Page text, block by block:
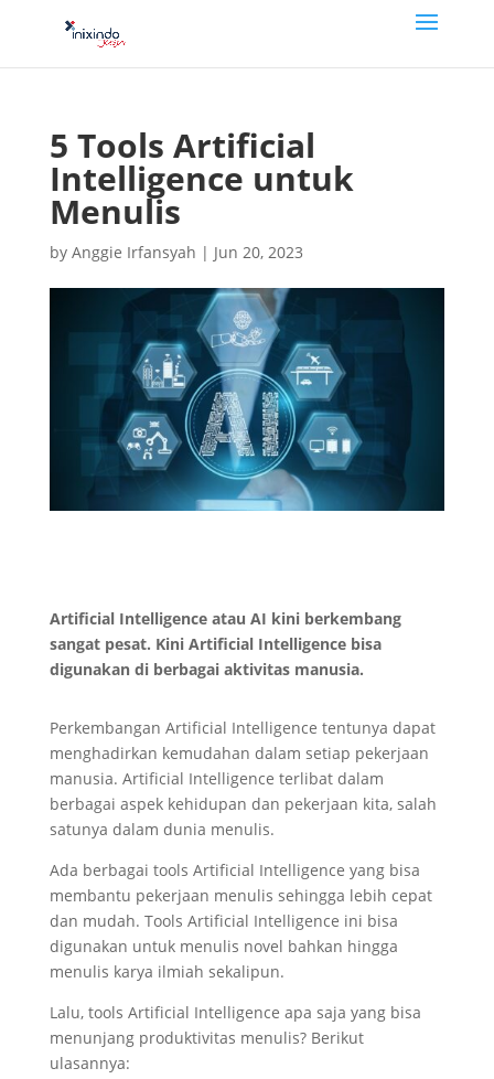
5 Tools Artificial
Intelligence untuk
Menulis
by Anggie Irfansyah | Jun 20, 2023
Artificial Intelligence atau AI kini berkembang
sangat pesat. Kini Artificial Intelligence bisa
digunakan di berbagai aktivitas manusia.
Perkembangan Artificial Intelligence tentunya dapat
menghadirkan kemudahan dalam setiap pekerjaan
manusia. Artificial Intelligence terlibat dalam
berbagai aspek kehidupan dan pekerjaan kita, salah
satunya dalam dunia menulis.
Ada berbagai tools Artificial Intelligence yang bisa
membantu pekerjaan menulis sehingga lebih cepat
dan mudah. Tools Artificial Intelligence ini bisa
digunakan untuk menulis novel bahkan hingga
menulis karya ilmiah sekalipun.
Lalu, tools Artificial Intelligence apa saja yang bisa
menunjang produktivitas menulis? Berikut
ulasannya: